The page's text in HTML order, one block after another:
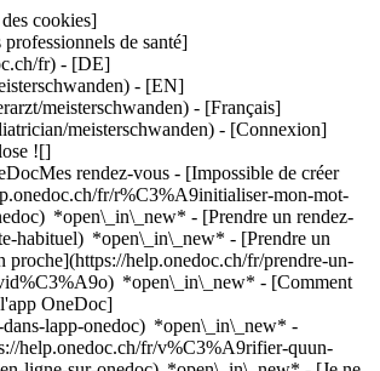
cookies]
de santé]
fr) - [DE]
- [EN]
meisterschwanden) - [Français]
meisterschwanden) - [Connexion]
![]
rendez-vous - [Impossible de créer
fr/r%C3%A9initialiser-mon-mot-
*open\_in\_new* - [Prendre un rendez-
habituel) *open\_in\_new* - [Prendre un
help.onedoc.ch/fr/prendre-un-
*open\_in\_new* - [Comment
OneDoc]
lapp-onedoc) *open\_in\_new* -
enfants-vaccination-des-nouveau-nes-conseils-de-vaccination-pediatrique/meisterschwanden), [Allergie | AllergoTest | Bilan allergologique](https://www.onedoc.ch/fr/allergie-allergotest-bilan-allergologique/meisterschwanden)Voir plus *chevron\_left* lun. 03 août *chevron\_right* Voir plus de rendez-vous *error\_outline* Une erreur s'est produite lors du chargement des disponibilités [Réessayer](https://www.onedoc.ch) Expertises:[Bilan de santé chez l’enfant](https://www.onedoc.ch/fr/bilan-de-sante-chez-l-enfant/meisterschwanden), [Vaccination des enfants | Vaccination des nouveau-nés | Conseils de vaccination pédiatrique](https://www.onedoc.ch/fr/vaccination-des-enfants-vaccination-des-nouveau-nes-conseils-de-vaccination-pediatrique/meisterschwanden), [Allergie | AllergoTest | Bilan allergologique](https://www.onedoc.ch/fr/allergie-allergotest-bilan-allergologique/meisterschwanden)Voir plus ## __Pédiatres__: d'autres spécialistes sont réservables en ligne dans les environs de __Meisterschwanden__ [![Dr. med. Adrienne Karrer, pédiatre à Hochdorf](https://assets.onedoc.ch/images/users/e9de55bab31a786bd51579f03d1dbd914d8269e64b39686d33f192a548549433-small.jpg "Dr. med. Adrienne Karrer, pédiatre à Hochdorf")](https://www.onedoc.ch/fr/pediatre/hochdorf/p99w/dr-med-adrienne-karrer) ### [Dr. med. Adrienne Karrer](https://www.onedoc.ch/fr/pediatre/hochdorf/p99w/dr-med-adrienne-karrer) ![Badge indiquant un profil vérifié](https://www.onedoc.ch/assets/images/icons/checkmark.svg) [Pédiatre](https://www.onedoc.ch/fr/pediatre/hochdorf) [Monvia Gesundheitszentrum Hochdorf LU](https://www.onedoc.ch/fr/centre-medical/hochdorf/etx8/monvia-gesundheitszentrum-hochdorf-lu) Brauiplatz 6280 Hochdorf ![Icône patient avec un signe plus annonçant que le professionnel accepte de nouveaux patients](https://www.onedoc.ch/assets/images/icons/new-patients.svg)Accepte les nouveaux patients [Réserver un RDV](https://www.onedoc.ch/fr/pediatre/hochdorf/p99w/dr-med-adrienne-karrer) Expertises:[Échographie de la hanche pour les nouveau-nés | Échographie de la hanche pour les bébés](https://www.onedoc.ch/fr/echographie-de-la-hanche-pour-les-nouveau-nes-echographie-de-la-hanche-pour-les-bebes/hochdorf), [Vaccination des enfants | Vaccination des nouveau-nés | Conseils de vaccination pédiatrique](https://www.onedoc.ch/fr/vaccination-des-enfants-vaccination-des-nouveau-nes-conseils-de-vaccination-pediatrique/hochdorf), [Urgence enfant | Urgence pédiatrique](https://www.onedoc.ch/fr/urgence-enfant-urgence-pediatrique/hochdorf), [Examen physique à l'école | Bilan de santé à l'école](https://www.onedoc.ch/fr/examen-physique-a-l-ecole-bilan-de-sante-a-l-ecole/hochdorf), [Bilan de santé chez l’enfant](https://www.onedoc.ch/fr/bilan-de-sante-chez-l-enfant/hochdorf)Voir plus *chevron\_left* lun. 03 août *chevron\_right* Voir plus de rendez-vous *error\_outline* Une erreur s'est produite lors du chargement des disponibilités [Réessayer](https://www.onedoc.ch) Expertises:[Échographie de la hanche pour les nouveau-nés | Échographie de la hanche pour les bébés](https://www.onedoc.ch/fr/echographie-de-la-hanche-pour-les-nouveau-nes-echographie-de-la-hanche-pour-les-bebes/hochdorf), [Vaccination des enfants | Vaccination des nouveau-nés | Conseils de vaccination pédiatrique](https://www.onedoc.ch/fr/vaccination-des-enfants-vaccination-des-nouveau-nes-conseils-de-vaccination-pediatrique/hochdorf), [Urgence enfant | Urgence pédiatrique](https://www.onedoc.ch/fr/urgence-enfant-urgence-pediatrique/hochdorf), [Examen physique à l'école | Bilan de santé à l'école](https://www.onedoc.ch/fr/examen-physique-a-l-ecole-bilan-de-sante-a-l-ecole/hochdorf), [Bilan de santé chez l’enfant](https://www.onedoc.ch/fr/bilan-de-sante-chez-l-enfant/hochdorf)Voir plus [![Dr. med. Jacek Kilanowski, pédiatre à Berikon](https://assets.onedoc.ch/images/users/8a99bb89962322aef7438a0ac95b1351d7b088327be7c590c31f8d6ac4822e4d-small.png "Dr. med. Jacek Kilanowski, pédiatre à Berikon")](https://www.onedoc.ch/fr/pediatre/berikon/ps2r/dr-med-jacek-kilanowski) ### [Dr. med. Jacek Kilanowski](https://www.onedoc.ch/fr/pediatre/berikon/ps2r/dr-med-jacek-kilanowski) ![Badge indiquant un profil vérifié](https://www.onedoc.ch/assets/images/icons/checkmark.svg) [Pédiatre](https://www.onedoc.ch/fr/pediatre/berikon) [Kinderarzt Berikon](https://www.onedoc.ch/fr/cabinet-medical/berikon/emmp/kinderarzt-berikon) Bahnhofstrasse 3 8965 Berikon ![Icône patient avec un signe plus annonçant que le professionnel accepte de nouveaux patients](https://www.onedoc.ch/assets/images/icons/new-patients.svg)Accepte l